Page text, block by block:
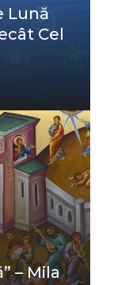
Lună
Cel
– Mila